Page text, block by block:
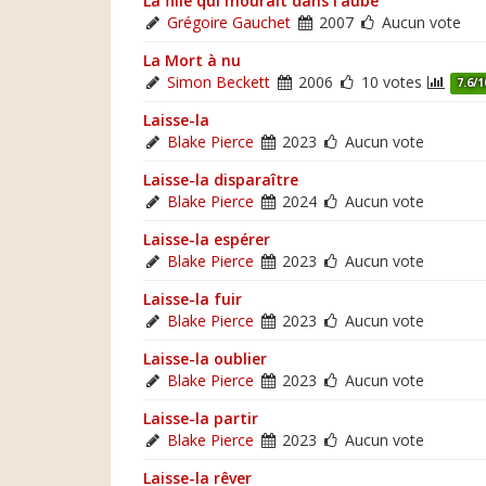
Grégoire Gauchet
2007
Aucun vote
La Mort à nu
Simon Beckett
2006 10 votes 7.6/
Laisse-la
Blake Pierce
2023
Aucun vote
Laisse-la disparaître
Blake Pierce
2024
Aucun vote
Laisse-la espérer
Blake Pierce
2023
Aucun vote
Laisse-la fuir
Blake Pierce
2023
Aucun vote
Laisse-la oublier
Blake Pierce
2023
Aucun vote
Laisse-la partir
Blake Pierce
2023
Aucun vote
Laisse-la rêver